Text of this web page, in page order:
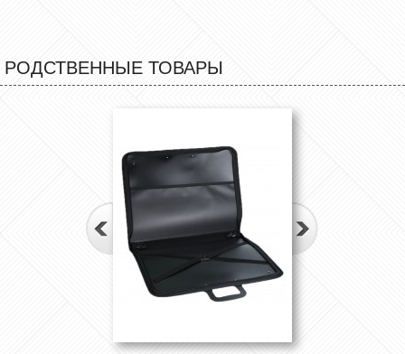
РОДСТВЕННЫЕ ТОВАРЫ